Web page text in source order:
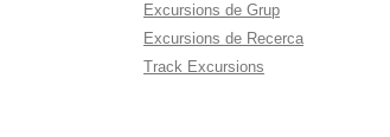
Excursions de Grup
Excursions de Recerca
Track Excursions